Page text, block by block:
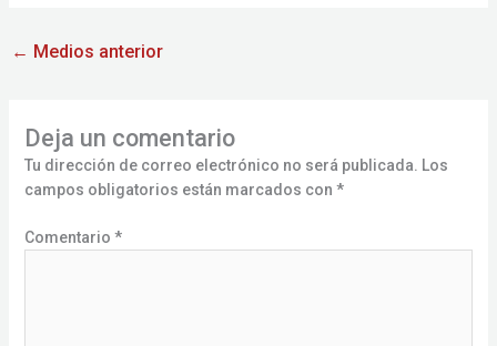
← Medios anterior
Deja un comentario
Tu dirección de correo electrónico no será publicada. Los
campos obligatorios están marcados con *
Comentario *